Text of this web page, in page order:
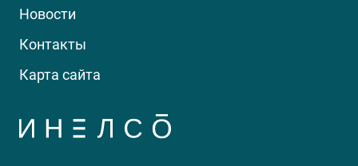
Новости
Контакты
Карта сайта